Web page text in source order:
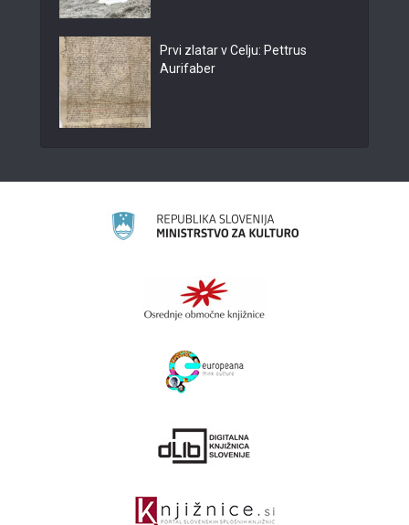
Prvi zlatar v Celju: Pettrus
Aurifaber